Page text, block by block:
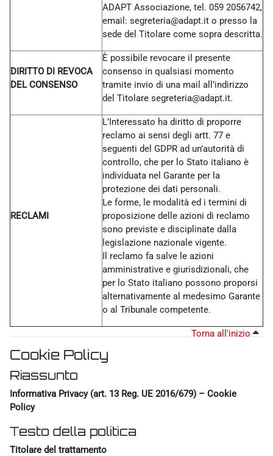
ADAPT Associazione, tel. 059 2056742,
email: segreteria@adapt.it o presso la
sede del Titolare come sopra descritta.
DIRITTO DI REVOCA
DEL CONSENSO
È possibile revocare il presente
consenso in qualsiasi momento
tramite invio di una mail all’indirizzo
del Titolare segreteria@adapt.it.
RECLAMI
L’Interessato ha diritto di proporre
reclamo ai sensi degli artt. 77 e
seguenti del GDPR ad un’autorità di
controllo, che per lo Stato italiano è
individuata nel Garante per la
protezione dei dati personali.
Le forme, le modalità ed i termini di
proposizione delle azioni di reclamo
sono previste e disciplinate dalla
legislazione nazionale vigente.
Il reclamo fa salve le azioni
amministrative e giurisdizionali, che
per lo Stato italiano possono proporsi
alternativamente al medesimo Garante
o al Tribunale competente.
Torna all'inizio
Cookie Policy
Riassunto
Informativa Privacy (art. 13 Reg. UE 2016/679) – Cookie
Policy
Testo della politica
Titolare del trattamento